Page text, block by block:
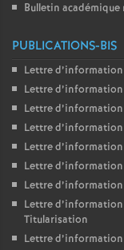
Bulletin académique
PUBLICATIONS-BIS
Lettre d’information
Lettre
Lettre
Lettre d’information
Lettre
Lettre d’information
Lettre d’information
Lettre
Titularisation
Lettre d’information